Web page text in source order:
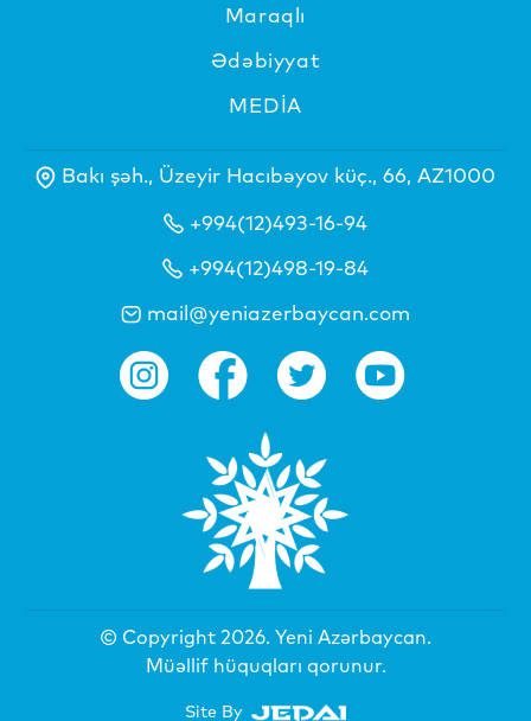
Maraqlı
Ədəbiyyat
MEDİA
Bakı şəh., Üzeyir Hacıbəyov küç., 66, AZ1000
+994(12)493-16-94
+994(12)498-19-84
mail@yeniazerbaycan.com
© Copyright 2026. Yeni Azərbaycan.
Müəllif hüquqları qorunur.
Site By